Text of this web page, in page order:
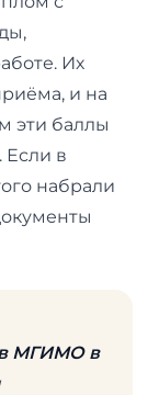
Их
и на
эти баллы
Если в
набрали
МГИМО в